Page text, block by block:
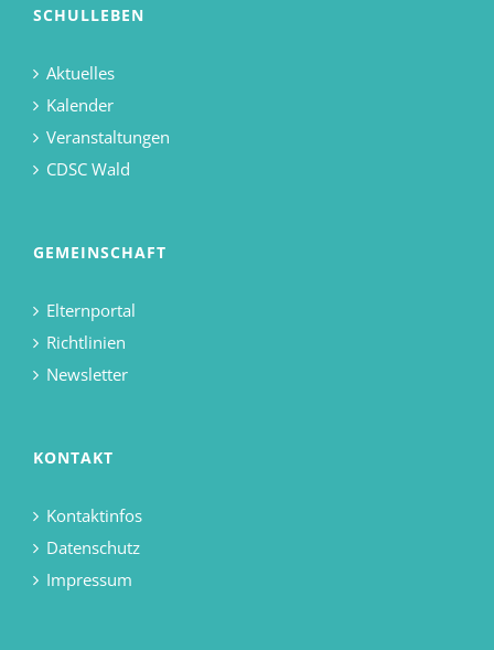
SCHULLEBEN
Aktuelles
Kalender
Veranstaltungen
CDSC Wald
GEMEINSCHAFT
Elternportal
Richtlinien
Newsletter
KONTAKT
Kontaktinfos
Datenschutz
Impressum